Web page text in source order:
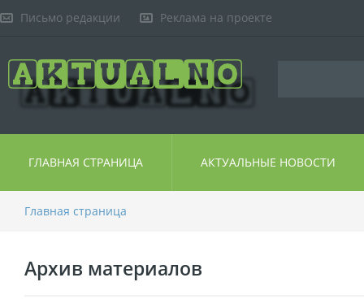
Письмо редакции Реклама на проекте
ГЛАВНАЯ СТРАНИЦА АКТУАЛЬНЫЕ НОВОСТИ
Главная страница
Архив материалов